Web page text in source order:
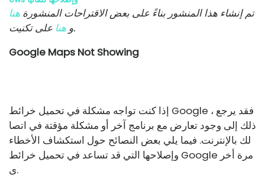
تم إنشاء هذا المنشور بناءً على بعض الاقتراحات المنشورة هنا
و هنا على تكنيت.
Google Maps Not Showing
إذا كنت تواجه مشكلة في تحميل خرائط Google ، فقد يرجع
ذلك إلى وجود تعارض مع برنامج آخر أو مشكلة مؤقتة في اتصا
لك بالإنترنت. فيما يلي بعض النصائح حول استكشاف الأخطاء
وإصلاحها التي قد تساعد في تحميل خرائط Google مرة أخر
ى.